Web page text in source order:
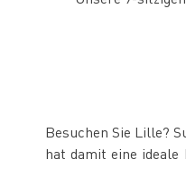
Besuchen Sie Lille?
hat damit eine